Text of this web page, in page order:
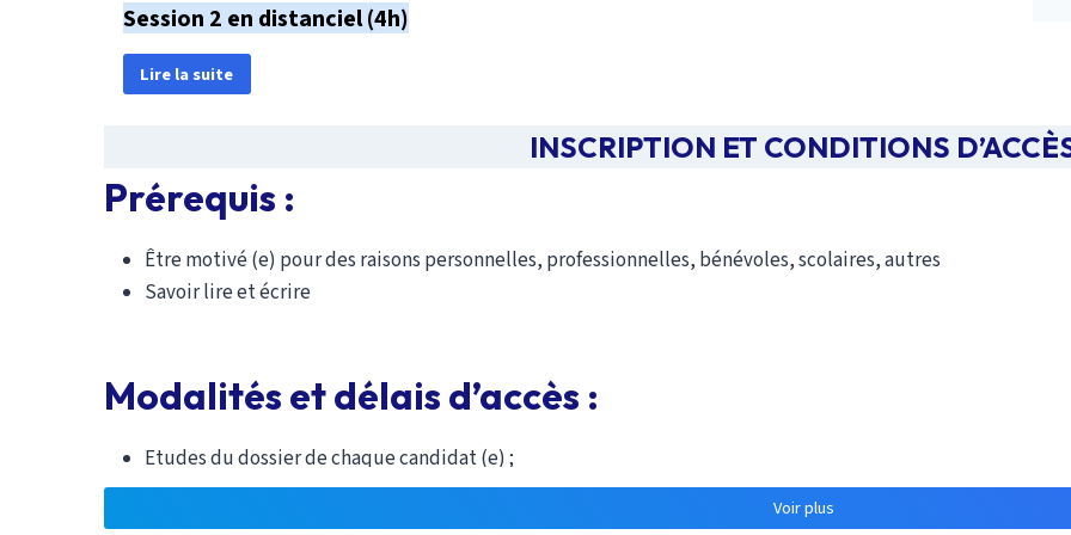
Session 2 en distanciel (4h)
La posture en RA (participation-implication, Acteur-Auteur-Chercheur)
Mise en situation
Jour 1 Matin (4h) Apports théoriques & mise en situation
Présenter l’autobiographie et ses différentes approches ;
Lire la suite
INSCRIPTION ET CONDITIONS
: Prérequis Être motivé (e) pour des raisons personnelles, professionnelles, bénévoles, scolaires, autres
Prérequis :
Être motivé (e) pour des raisons personnelles, professionnelles, bénévoles, scolaires, autres
Savoir lire et écrire
Modalités et délais d’accès :
Etudes du dossier de chaque candidat (e) ;
Entretien avec le ou la candidate ;
Vérification des motivations de chaque candidat (e) ainsi que sa présence active à toutes les séances de la
Voir plus